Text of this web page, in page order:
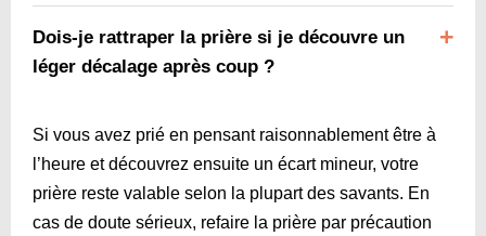
Dois-je rattraper la prière si je découvre un
léger décalage après coup ?
Si vous avez prié en pensant raisonnablement être à
l’heure et découvrez ensuite un écart mineur, votre
prière reste valable selon la plupart des savants. En
cas de doute sérieux, refaire la prière par précaution